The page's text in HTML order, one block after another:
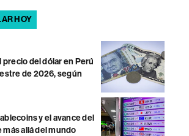
HOY
del dólar en Perú
de 2026, según
y el avance del
allá del mundo